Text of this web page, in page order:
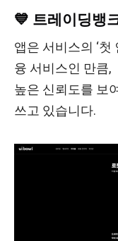
💙 트레이딩뱅
앱은 서비스의 ‘첫
융 서비스인 만큼,
높은 신뢰도를 보
쓰고 있습니다.